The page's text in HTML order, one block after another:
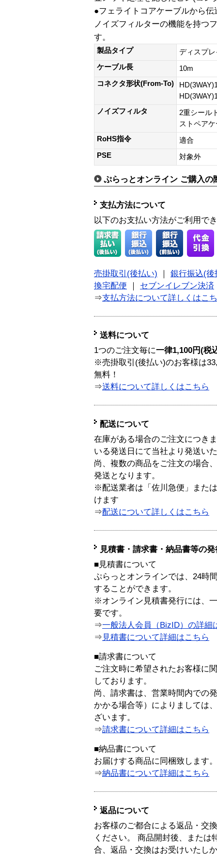
●フェライトコアケーブルから
ノイズフィルターの機能を持つ
す。
製品タイプ
ディスプ
ケーブル長
10m
コネクタ形状(From-To)
ノイズフィルタ
2重シール
ストペア
RoHS指令
適合
PSE
対象外
ぷらっとオンライン ご購入の
支払方法について
以下のお支払い方法がご利用で
売掛取引(後払い) ｜ 銀行振込(後
換宅配便 ｜ セブンイレブン決済
⇒支払方法について詳しくはこ
送料について
1つのご注文毎に一律1,100円(税
※売掛取引(後払い)のお客様は
無料！
⇒送料について詳しくはこちら
配送について
在庫がある場合のご注文につき
いる発送日にて当社より発送い
尚、複数の商品をご注文の場合
発送となります。
※配送業者は「佐川急便」また
けます
⇒配送について詳しくはこちら
見積書・請求書・納品書等の
■見積書について
ぷらっとオンラインでは、24時
することができます。
※オンライン見積書発行には、
要です。
⇒一般法人会員（BizID）の詳細
⇒ 見積書について詳細はこちら
■請求書について
ご注文時に希望されたお客様に
しております。
尚、請求書は、営業時間内での
かかる場合等）によりましては
ざいます。
⇒請求書について詳細はこちら
■納品書について
お届けする商品に同梱致します。
⇒納品書について詳細はこちら
返品について
お客様のご都合による返品・交
ください。 商品開封後、または
合、返品・交換はお受けいたし